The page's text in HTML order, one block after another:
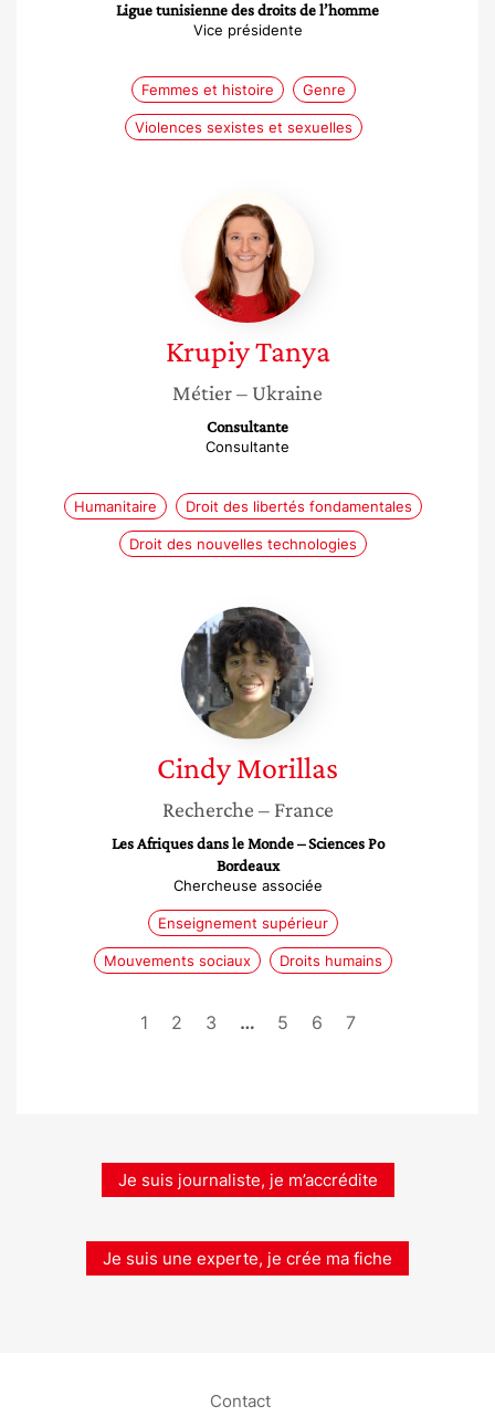
Ligue tunisienne des droits de l’homme
Vice présidente
Femmes et histoire Genre
Violences sexistes et sexuelles
Krupiy
Tanya
KrupiyTanya
Métier– Ukraine
Consultante
Consultante
Humanitaire Droit des libertés fondamentales
Droit des nouvelles technologies
Cindy
Morillas
CindyMorillas
Recherche – France
Les Afriques dans le Monde – Sciences Po
Bordeaux
Chercheuse associée
Enseignement supérieur
Mouvements sociaux Droits humains
1 2 3 … 5 6 7
Je suis journaliste, je m’accrédite
Je suis une experte, je crée ma fiche
Contact